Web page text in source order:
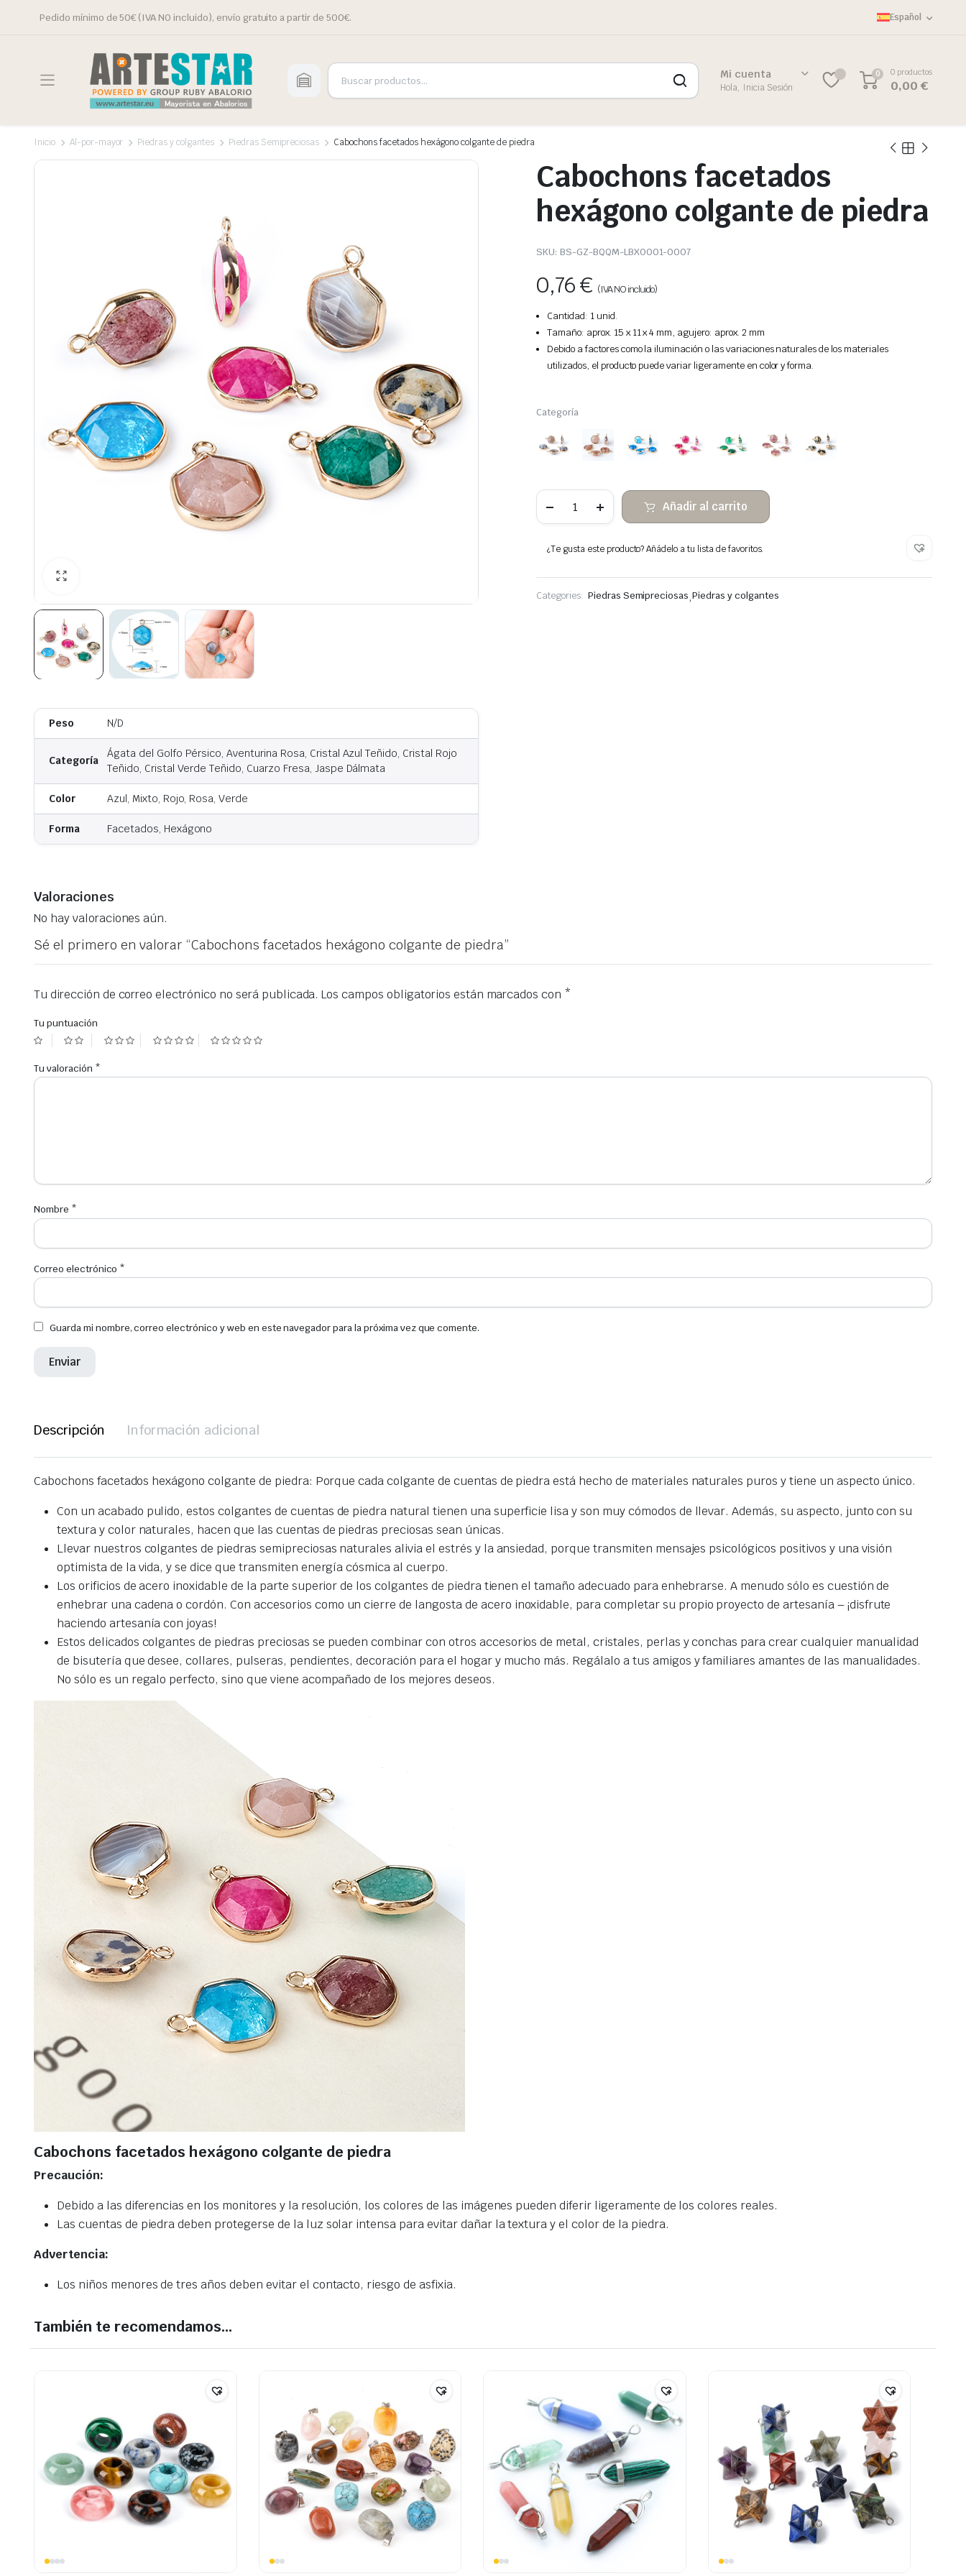
Pedido mínimo de 50€ (IVA NO incluido), envío gratuito a partir de 500€. Español
Mi cuenta
Hola, Inicia Sesión
0 0 productos
0,00€
Inicio Al-por-mayor Piedras y colgantes Piedras Semipreciosas Cabochons facetados hexágono colgante de piedra
Peso N/D
Categoría
Ágata del Golfo Pérsico, Aventurina Rosa, Cristal Azul Teñido, Cristal Rojo
Teñido, Cristal Verde Teñido, Cuarzo Fresa, Jaspe Dálmata
Color Azul, Mixto, Rojo, Rosa, Verde
Forma Facetados, Hexágono
Cabochons facetados
hexágono colgante de piedra
SKU: BS-GZ-BQQM-LBX0001-0007
0,76€ (IVA NO incluido)
Cantidad: 1 unid.
Tamaño: aprox. 15 x 11 x 4 mm, agujero: aprox. 2 mm
Debido a factores como la iluminación o las variaciones naturales de los materiales
utilizados, el producto puede variar ligeramente en color y forma.
Categoría
facetados
hexágono
de
piedra
Añadir al carrito
¿Te gusta este producto? Añádelo a tu lista de favoritos.
Categories: Piedras Semipreciosas,Piedras y colgantes
Valoraciones
No hay valoraciones aún.
Sé el primero en valorar “Cabochons facetados hexágono colgante de piedra”
Tu dirección de correo electrónico no será publicada. Los campos obligatorios están marcados con *
Tu puntuación
Tu valoración *
Nombre *
Correo electrónico *
Guarda mi nombre, correo electrónico y web en este navegador para la próxima vez que comente.
Descripción Información adicional
Cabochons facetados hexágono colgante de piedra: Porque cada colgante de cuentas de piedra está hecho de materiales naturales puros y tiene un aspecto único.
Con un acabado pulido, estos colgantes de cuentas de piedra natural tienen una superficie lisa y son muy cómodos de llevar. Además, su aspecto, junto con su
textura y color naturales, hacen que las cuentas de piedras preciosas sean únicas.
Llevar nuestros colgantes de piedras semipreciosas naturales alivia el estrés y la ansiedad, porque transmiten mensajes psicológicos positivos y una visión
optimista de la vida, y se dice que transmiten energía cósmica al cuerpo.
Los orificios de acero inoxidable de la parte superior de los colgantes de piedra tienen el tamaño adecuado para enhebrarse. A menudo sólo es cuestión de
enhebrar una cadena o cordón. Con accesorios como un cierre de langosta de acero inoxidable, para completar su propio proyecto de artesanía – ¡disfrute
haciendo artesanía con joyas!
Estos delicados colgantes de piedras preciosas se pueden combinar con otros accesorios de metal, cristales, perlas y conchas para crear cualquier manualidad
de bisutería que desee, collares, pulseras, pendientes, decoración para el hogar y mucho más. Regálalo a tus amigos y familiares amantes de las manualidades.
No sólo es un regalo perfecto, sino que viene acompañado de los mejores deseos.
Cabochons facetados hexágono colgante de piedra
Precaución:
Debido a las diferencias en los monitores y la resolución, los colores de las imágenes pueden diferir ligeramente de los colores reales.
Las cuentas de piedra deben protegerse de la luz solar intensa para evitar dañar la textura y el color de la piedra.
Advertencia:
Los niños menores de tres años deben evitar el contacto, riesgo de asfixia.
También te recomendamos…